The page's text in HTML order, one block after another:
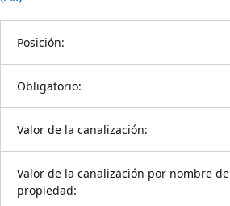
Posición:
Obligatorio:
Valor de la canalización:
Valor de la canalización por nombre de
propiedad: